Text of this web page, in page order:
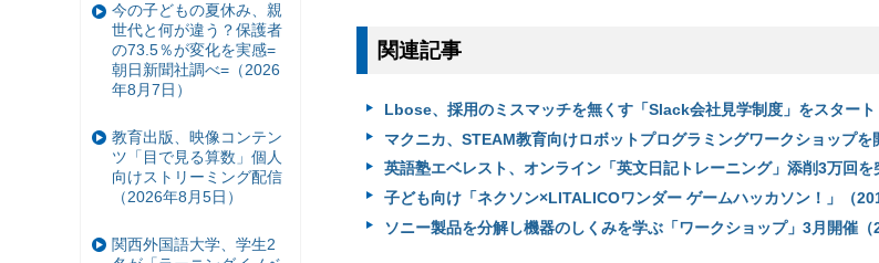
関連記事
Lbose、採用のミスマッチを無くす「Slack会社見学制度」をスタート
マクニカ、STEAM教育向けロボットプログラミングワークショップを
英語塾エベレスト、オンライン「英文日記トレーニング」添削3万回を
子ども向け「ネクソン×LITALICOワンダー ゲームハッカソン！」（
ソニー製品を分解し機器のしくみを学ぶ「ワークショップ」3月開催（
今の子どもの夏休み、親
世代と何が違う？保護者
の73.5％が変化を実感=
朝日新聞社調べ=（2026
年8月7日）
教育出版、映像コンテン
ツ「目で見る算数」個人
向けストリーミング配信
（2026年8月5日）
関西外国語大学、学生2